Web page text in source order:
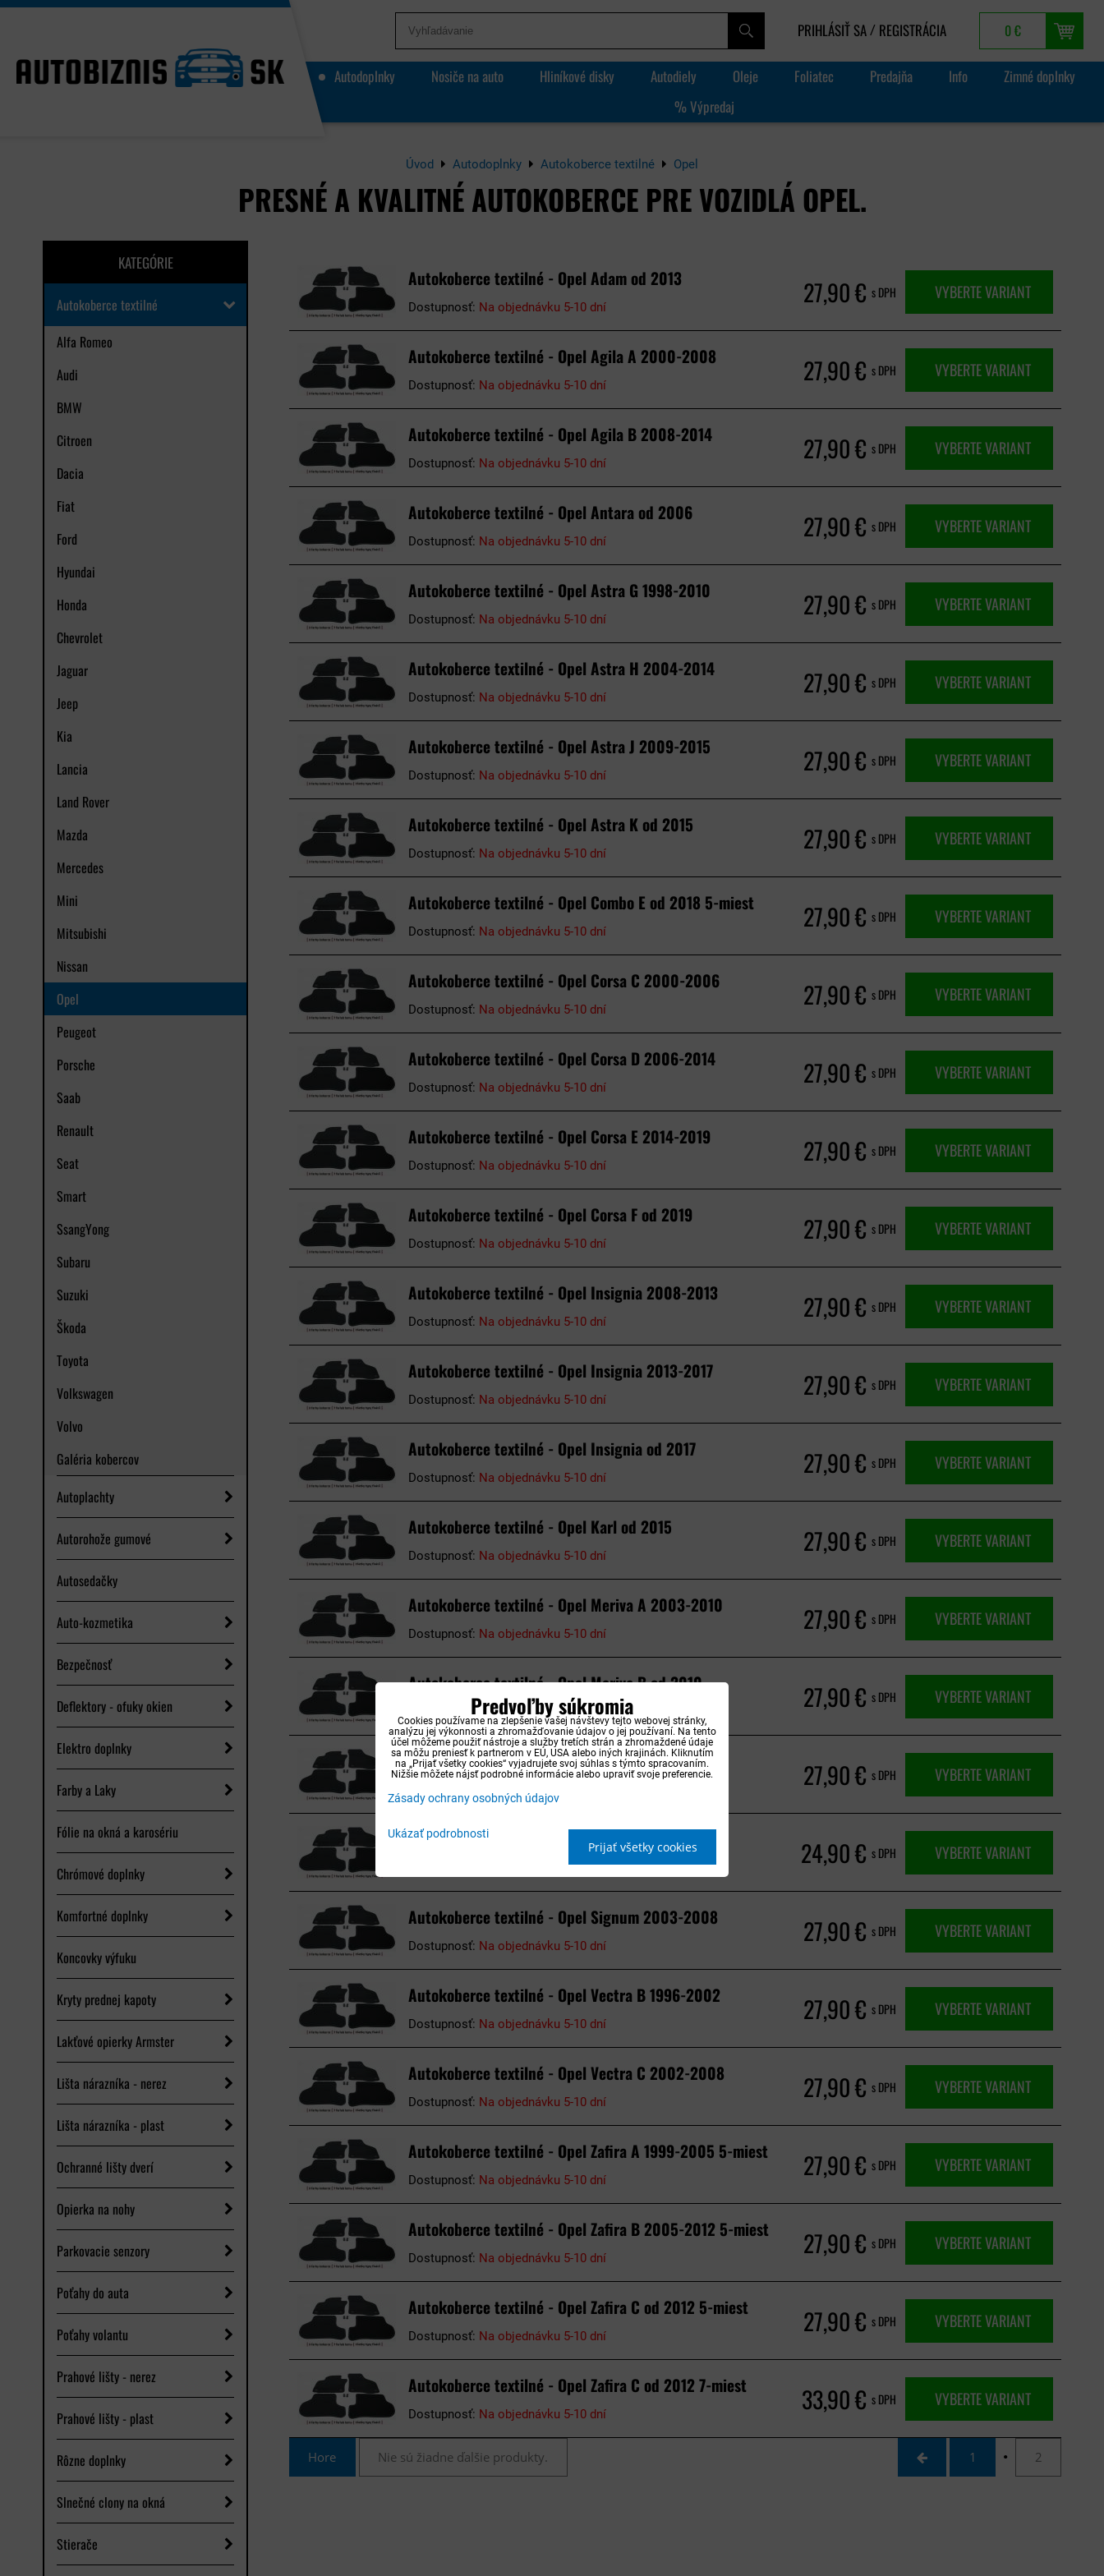
PRIHLÁSIŤ SA / REGISTRÁCIA 0 €
Autodoplnky Nosiče na auto Hliníkové disky Autodiely Oleje Foliatec Predajňa Info
Zimné doplnky
% Výpredaj
Úvod Autodoplnky Autokoberce textilné Opel
PRESNÉ A KVALITNÉ AUTOKOBERCE PRE VOZIDLÁ OPEL.
KATEGÓRIE
Autokoberce textilné
Alfa Romeo
Audi
BMW
Citroen
Dacia
Fiat
Ford
Hyundai
Honda
Chevrolet
Jaguar
Jeep
Kia
Lancia
Land Rover
Mazda
Mercedes
Mini
Mitsubishi
Nissan
Opel
Peugeot
Porsche
Saab
Renault
Seat
Smart
SsangYong
Subaru
Suzuki
Škoda
Toyota
Volkswagen
Volvo
Galéria kobercov
Autoplachty
Autorohože gumové
Autosedačky
Auto-kozmetika
Bezpečnosť
Deflektory - ofuky okien
Elektro doplnky
Farby a Laky
Fólie na okná a karosériu
Chrómové doplnky
Komfortné doplnky
Koncovky výfuku
Kryty prednej kapoty
Lakťové opierky Armster
Lišta nárazníka - nerez
Lišta nárazníka - plast
Ochranné lišty dverí
Opierka na nohy
Parkovacie senzory
Poťahy do auta
Poťahy volantu
Prahové lišty - nerez
Prahové lišty - plast
Rôzne doplnky
Slnečné clony na okná
Stierače
Autokoberce textilné - Opel Adam od 2013
Dostupnosť: Na objednávku 5-10 dní 27,90 € s DPH VYBERTE VARIANT
Autokoberce textilné - Opel Agila A 2000-2008
Dostupnosť: Na objednávku 5-10 dní 27,90 € s DPH VYBERTE VARIANT
Autokoberce textilné - Opel Agila B 2008-2014
Dostupnosť: Na objednávku 5-10 dní 27,90 € s DPH VYBERTE VARIANT
Autokoberce textilné - Opel Antara od 2006
Dostupnosť: Na objednávku 5-10 dní 27,90 € s DPH VYBERTE VARIANT
Autokoberce textilné - Opel Astra G 1998-2010
Dostupnosť: Na objednávku 5-10 dní 27,90 € s DPH VYBERTE VARIANT
Autokoberce textilné - Opel Astra H 2004-2014
Dostupnosť: Na objednávku 5-10 dní 27,90 € s DPH VYBERTE VARIANT
Autokoberce textilné - Opel Astra J 2009-2015
Dostupnosť: Na objednávku 5-10 dní 27,90 € s DPH VYBERTE VARIANT
Autokoberce textilné - Opel Astra K od 2015
Dostupnosť: Na objednávku 5-10 dní 27,90 € s DPH VYBERTE VARIANT
Autokoberce textilné - Opel Combo E od 2018 5-miest
Dostupnosť: Na objednávku 5-10 dní 27,90 € s DPH VYBERTE VARIANT
Autokoberce textilné - Opel Corsa C 2000-2006
Dostupnosť: Na objednávku 5-10 dní 27,90 € s DPH VYBERTE VARIANT
Autokoberce textilné - Opel Corsa D 2006-2014
Dostupnosť: Na objednávku 5-10 dní 27,90 € s DPH VYBERTE VARIANT
Autokoberce textilné - Opel Corsa E 2014-2019
Dostupnosť: Na objednávku 5-10 dní 27,90 € s DPH VYBERTE VARIANT
Autokoberce textilné - Opel Corsa F od 2019
Dostupnosť: Na objednávku 5-10 dní 27,90 € s DPH VYBERTE VARIANT
Autokoberce textilné - Opel Insignia 2008-2013
Dostupnosť: Na objednávku 5-10 dní 27,90 € s DPH VYBERTE VARIANT
Autokoberce textilné - Opel Insignia 2013-2017
Dostupnosť: Na objednávku 5-10 dní 27,90 € s DPH VYBERTE VARIANT
Autokoberce textilné - Opel Insignia od 2017
Dostupnosť: Na objednávku 5-10 dní 27,90 € s DPH VYBERTE VARIANT
Autokoberce textilné - Opel Karl od 2015
Dostupnosť: Na objednávku 5-10 dní 27,90 € s DPH VYBERTE VARIANT
Autokoberce textilné - Opel Meriva A 2003-2010
Dostupnosť: Na objednávku 5-10 dní 27,90 € s DPH VYBERTE VARIANT
Autokoberce textilné - Opel Meriva B od 2010
Dostupnosť:Na objednávku 5-10 dní 27,90 € s DPH VYBERTE VARIANT
Autokoberce textilné - Opel Mokka od 2012 27,90 € s DPH VYBERTE VARIANT
Autokoberce textilné - Opel Movano 2010-2021
Na objednávku 5-10 dní 24,90 € s DPH VYBERTE VARIANT
Autokoberce textilné - Opel Signum 2003-2008
Dostupnosť: Na objednávku 5-10 dní 27,90 € s DPH VYBERTE VARIANT
Autokoberce textilné - Opel Vectra B 1996-2002
Dostupnosť: Na objednávku 5-10 dní 27,90 € s DPH VYBERTE VARIANT
Autokoberce textilné - Opel Vectra C 2002-2008
Dostupnosť: Na objednávku 5-10 dní 27,90 € s DPH VYBERTE VARIANT
Autokoberce textilné - Opel Zafira A 1999-2005 5-miest
Dostupnosť: Na objednávku 5-10 dní 27,90 € s DPH VYBERTE VARIANT
Autokoberce textilné - Opel Zafira B 2005-2012 5-miest
Dostupnosť: Na objednávku 5-10 dní 27,90 € s DPH VYBERTE VARIANT
Autokoberce textilné - Opel Zafira C od 2012 5-miest
Dostupnosť: Na objednávku 5-10 dní 27,90 € s DPH VYBERTE VARIANT
Autokoberce textilné - Opel Zafira C od 2012 7-miest
Dostupnosť: Na objednávku 5-10 dní 33,90 € s DPH VYBERTE VARIANT
Hore Nie sú žiadne ďalšie produkty. 1 2
Predvoľby súkromia
Cookies používame na zlepšenie vašej návštevy tejto webovej stránky,
analýzu jej výkonnosti a zhromažďovanie údajov o jej používaní. Na tento
účel môžeme použiť nástroje a služby tretích strán a zhromaždené údaje
sa môžu preniesť k partnerom v EÚ, USA alebo iných krajinách. Kliknutím
na „Prijať všetky cookies“ vyjadrujete svoj súhlas s týmto spracovaním.
Nižšie môžete nájsť podrobné informácie alebo upraviť svoje preferencie.
Zásady ochrany osobných údajov
Ukázať podrobnosti
Prijať všetky cookies